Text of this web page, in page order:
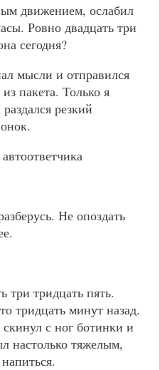
движением, ослабил
Ровно двадцать три
сегодня?
мысли и отправился
пакета. Только я
резкий
Не опоздать
три тридцать пять.
тридцать минут назад.
с ног ботинки и
настолько тяжелым,